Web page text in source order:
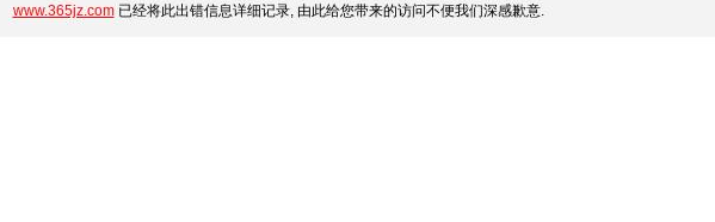
www.365jz.com已经将此出错信息详细记录, 由此给您带来的访问不便我们深感歉意.